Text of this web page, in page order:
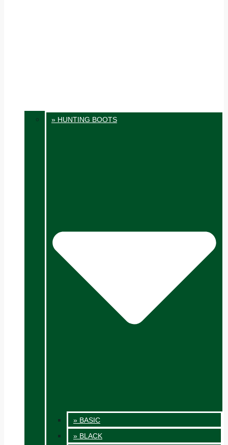
» HUNTING BOOTS
» BASIC
» BLACK